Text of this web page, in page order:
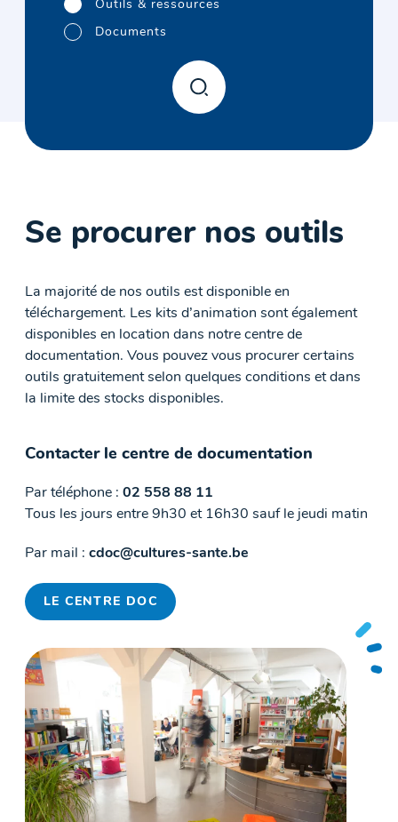
Outils & ressources
Documents
Se procurer nos outils
La majorité de nos outils est disponible en
téléchargement. Les kits d’animation sont également
disponibles en location dans notre centre de
documentation. Vous pouvez vous procurer certains
outils gratuitement selon quelques conditions et dans
la limite des stocks disponibles.
Contacter le centre de documentation
Par téléphone : 02 558 88 11
Tous les jours entre 9h30 et 16h30 sauf le jeudi matin
Par mail : cdoc@cultures-sante.be
LE CENTRE DOC